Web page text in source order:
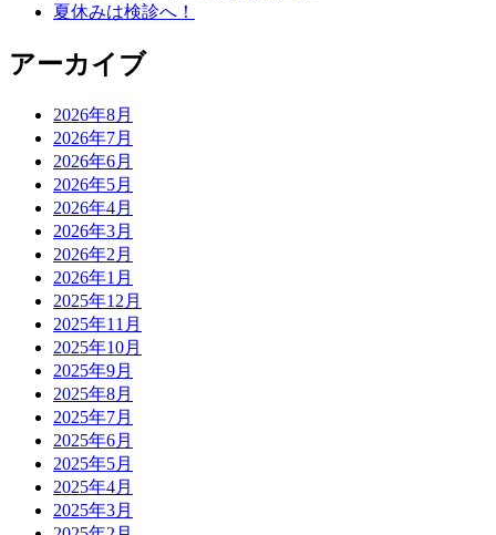
夏休みは検診へ！
アーカイブ
2026年8月
2026年7月
2026年6月
2026年5月
2026年4月
2026年3月
2026年2月
2026年1月
2025年12月
2025年11月
2025年10月
2025年9月
2025年8月
2025年7月
2025年6月
2025年5月
2025年4月
2025年3月